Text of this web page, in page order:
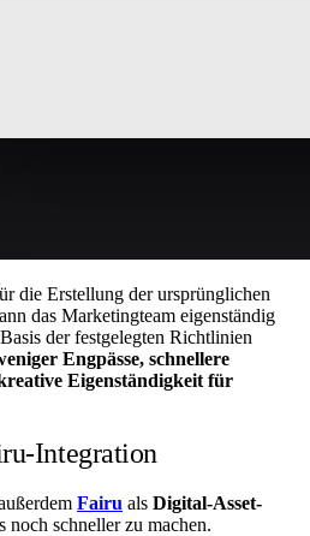
die Erstellung der ursprünglichen
das Marketingteam eigenständig
der festgelegten Richtlinien
Engpässe, schnellere
Eigenständigkeit für
Integration
Fairu als Digital-Asset-
noch schneller zu machen.